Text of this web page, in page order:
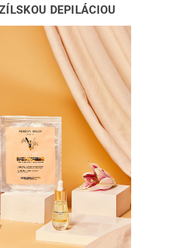
DEPILÁCIOU